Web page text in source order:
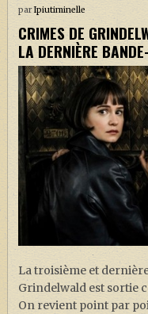
À PROPOS
SOUTENEZ-NOUS !
LA SÉRIE HARRY POTTER
HARRY POTTER : LIVRES
BIOPICS DE HARRY
LES ANIMAUX
J. K. ROWLING
ARTISANAT MOLDU
FANDOM
CULTURE
parIpiutiminelle
CRIMES DE
LA DERNIÈRE
La troisième et
Grindelwald est sortie
On revient point par